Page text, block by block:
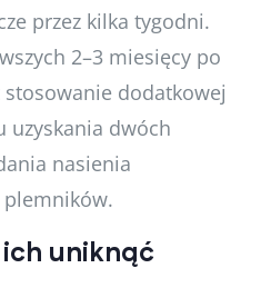
przez kilka tygodni.
2–3 miesięcy po
dodatkowej
uzyskania dwóch
nasienia
uniknąć